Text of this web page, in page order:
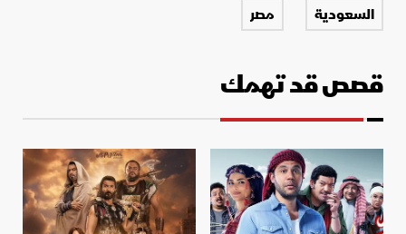
السعودية
مصر
قصص قد تهمك